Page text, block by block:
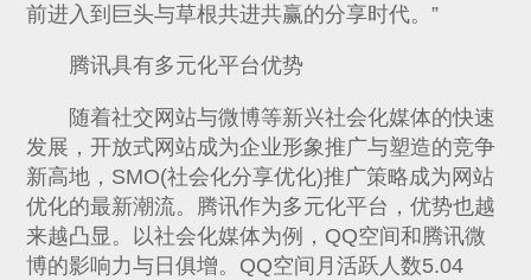
前进入到巨头与草根共进共赢的分享时代。”
腾讯具有多元化平台优势
随着社交网站与微博等新兴社会化媒体的快速
发展，开放式网站成为企业形象推广与塑造的竞争
新高地，SMO(社会化分享优化)推广策略成为网站
优化的最新潮流。腾讯作为多元化平台，优势也越
来越凸显。以社会化媒体为例，QQ空间和腾讯微
博的影响力与日俱增。QQ空间月活跃人数5.04